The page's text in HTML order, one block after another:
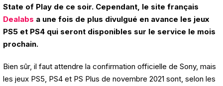
State of Play de ce soir. Cependant, le site français
Dealabs a une fois de plus divulgué en avance les jeux
PS5 et PS4 qui seront disponibles sur le service le mois
prochain.
Bien sûr, il faut attendre la confirmation officielle de Sony, mais
les jeux PS5, PS4 et PS Plus de novembre 2021 sont, selon les